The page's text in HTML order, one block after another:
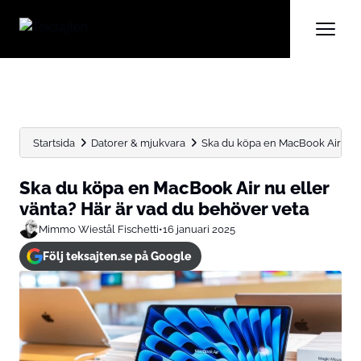
Startsida Datorer & mjukvara Ska du köpa en MacBook Air nu
Ska du köpa en MacBook Air nu eller
vänta? Här är vad du behöver veta
Mimmo Wiestål Fischetti•16 januari 2025
Följ teksajten.se på Google